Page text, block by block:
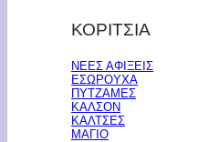
ΚΟΡΙΤΣΙΑ
ΝΕΕΣ ΑΦΙΞΕΙΣ
ΕΣΩΡΟΥΧΑ
ΠΥΤΖΑΜΕΣ
ΚΑΛΣΟΝ
ΚΑΛΤΣΕΣ
ΜΑΓΙΟ